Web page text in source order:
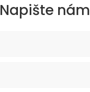
Napište nám